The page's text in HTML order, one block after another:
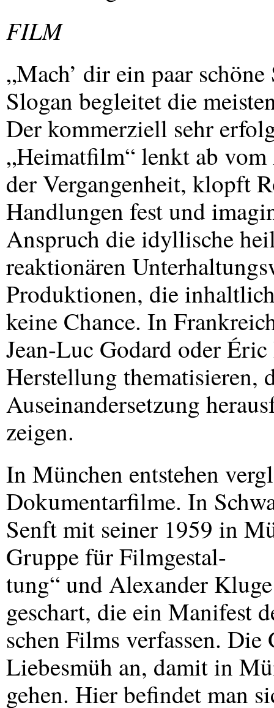
FILM
„Mach’ dir ein paar
Slogan begleitet die
Der kommerziell sehr
„Heimatfilm“ lenkt ab
der Vergangenheit, klopft
Handlungen fest und
Anspruch die idyllische
reaktionären
Produktionen, die
keine Chance. In
Jean-Luc Godard oder
Herstellung thematisieren,
Auseinandersetzung
zeigen.
In München entstehen
Dokumentarfilme. In
Senft mit seiner 1959 in
Gruppe für Filmgestal-
tung“ und Alexander
geschart, die ein Manifest
schen Films verfassen.
Liebesmüh an, damit in
gehen. Hier befindet man